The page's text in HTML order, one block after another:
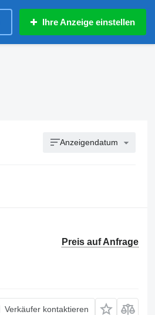
Ihre Anzeige einstellen
Anzeigendatum
Preis auf Anfrage
Verkäufer kontaktieren